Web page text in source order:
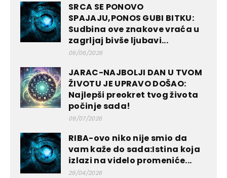
SRCA SE PONOVO
SPAJAJU,PONOS GUBI BITKU:
Sudbina ove znakove vraća u
zagrljaj bivše ljubavi...
06/06/2026
JARAC-NAJBOLJI DAN U TVOM
ŽIVOTU JE UPRAVO DOŠAO:
Najlepši preokret tvog života
počinje sada!
09/07/2026
RIBA-ovo niko nije smio da
vam kaže do sada:Istina koja
izlazi na videlo promeniće...
29/04/2026